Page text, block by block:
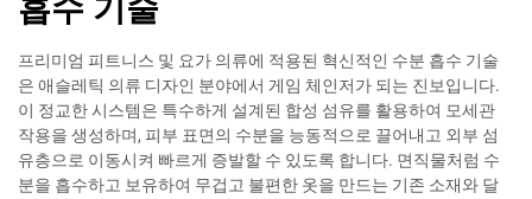
흡수 기술
프리미엄 피트니스 및 요가 의류에 적용된 혁신적인 수분 흡수 기술
은 애슬레틱 의류 디자인 분야에서 게임 체인저가 되는 진보입니다.
이 정교한 시스템은 특수하게 설계된 합성 섬유를 활용하여 모세관
작용을 생성하며, 피부 표면의 수분을 능동적으로 끌어내고 외부 섬
유층으로 이동시켜 빠르게 증발할 수 있도록 합니다. 면직물처럼 수
분을 흡수하고 보유하여 무겁고 불편한 옷을 만드는 기존 소재와 달